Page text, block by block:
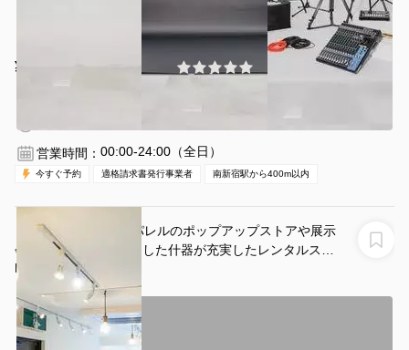
¥4510 〜 ¥4510
営業時間： 00:00-24:00（全日）
今すぐ予約 適格請求書発行事業者 南新宿駅から400m以内
【北参道駅10分】アパレルのポップアップストアや展示
会に最適な白を基調とした什器が充実したレンタルスペ
ース
DSP Showroom